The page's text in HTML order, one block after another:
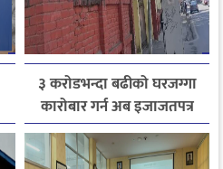
३ करोडभन्दा बढीको घरजग्गा
कारोबार गर्न अब इजाजतपत्र
अनिवार्य